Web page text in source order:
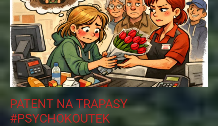
PATENT NA TRAPASY
#PSYCHOKOUTEK